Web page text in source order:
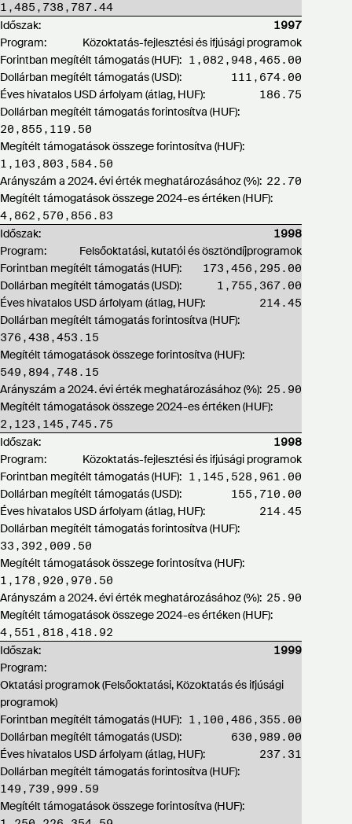
1,485,738,787.44
Időszak: 1997
Program:
Közoktatás-fejlesztési és ifjúsági programok
Forintban megítélt támogatás (HUF):
1,082,948,465.00
Dollárban megítélt támogatás (USD): 111,674.00
Éves hivatalos USD árfolyam (átlag, HUF): 186.75
Dollárban megítélt támogatás forintosítva (HUF):
20,855,119.50
Megítélt támogatások összege forintosítva (HUF):
1,103,803,584.50
Arányszám a 2024. évi érték meghatározásához (%): 22.70
Megítélt támogatások összege 2024-es értéken (HUF):
4,862,570,856.83
Időszak: 1998
Program:
Felsőoktatási, kutatói és ösztöndíjprogramok
Forintban megítélt támogatás (HUF):
173,456,295.00
Dollárban megítélt támogatás (USD): 1,755,367.00
Éves hivatalos USD árfolyam (átlag, HUF): 214.45
Dollárban megítélt támogatás forintosítva (HUF):
376,438,453.15
Megítélt támogatások összege forintosítva (HUF):
549,894,748.15
Arányszám a 2024. évi érték meghatározásához (%): 25.90
Megítélt támogatások összege 2024-es értéken (HUF):
2,123,145,745.75
Időszak: 1998
Program:
Közoktatás-fejlesztési és ifjúsági programok
Forintban megítélt támogatás (HUF):
1,145,528,961.00
Dollárban megítélt támogatás (USD): 155,710.00
Éves hivatalos USD árfolyam (átlag, HUF): 214.45
Dollárban megítélt támogatás forintosítva (HUF):
33,392,009.50
Megítélt támogatások összege forintosítva (HUF):
1,178,920,970.50
Arányszám a 2024. évi érték meghatározásához (%): 25.90
Megítélt támogatások összege 2024-es értéken (HUF):
4,551,818,418.92
Időszak: 1999
Program:
Oktatási programok (Felsőoktatási, Közoktatás és ifjúsági
programok)
Forintban megítélt támogatás (HUF):
1,100,486,355.00
Dollárban megítélt támogatás (USD): 630,989.00
Éves hivatalos USD árfolyam (átlag, HUF): 237.31
Dollárban megítélt támogatás forintosítva (HUF):
149,739,999.59
Megítélt támogatások összege forintosítva (HUF):